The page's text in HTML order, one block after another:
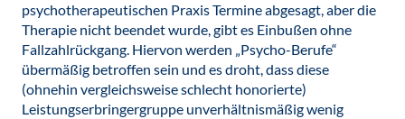
psychotherapeutischen Praxis Termine abgesagt, aber die
Therapie nicht beendet wurde, gibt es Einbußen ohne
Fallzahlrückgang. Hiervon werden „Psycho-Berufe“
übermäßig betroffen sein und es droht, dass diese
(ohnehin vergleichsweise schlecht honorierte)
Leistungserbringergruppe unverhältnismäßig wenig